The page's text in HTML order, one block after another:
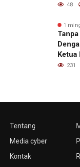
untuk
48
1
Ketua
231
Tentang
Media cyber
Kontak